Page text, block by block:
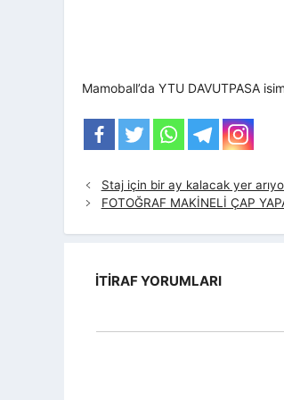
Mamoball’da YTU DAVUTPASA
Staj için bir ay kalacak yer
FOTOĞRAF MAKİNELİ ÇAP
İTIRAF YORUMLARI